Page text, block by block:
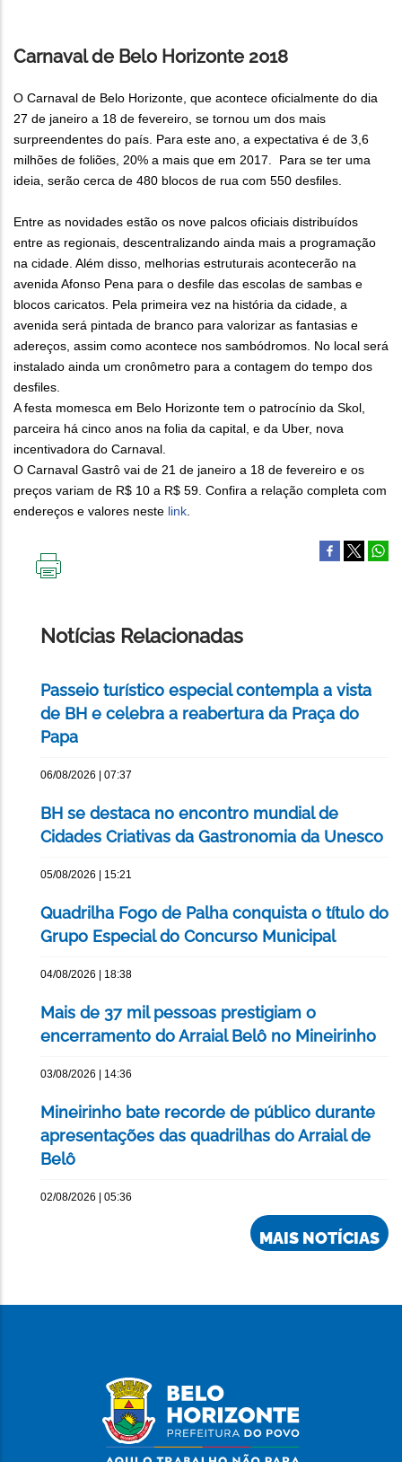
Carnaval de Belo Horizonte 2018
O Carnaval de Belo Horizonte, que acontece oficialmente do dia
27 de janeiro a 18 de fevereiro, se tornou um dos mais
surpreendentes do país. Para este ano, a expectativa é de 3,6
milhões de foliões, 20% a mais que em 2017. Para se ter uma
ideia, serão cerca de 480 blocos de rua com 550 desfiles.
Entre as novidades estão os nove palcos oficiais distribuídos
entre as regionais, descentralizando ainda mais a programação
na cidade. Além disso, melhorias estruturais acontecerão na
avenida Afonso Pena para o desfile das escolas de sambas e
blocos caricatos. Pela primeira vez na história da cidade, a
avenida será pintada de branco para valorizar as fantasias e
adereços, assim como acontece nos sambódromos. No local será
instalado ainda um cronômetro para a contagem do tempo dos
desfiles.
A festa momesca em Belo Horizonte tem o patrocínio da Skol,
parceira há cinco anos na folia da capital, e da Uber, nova
incentivadora do Carnaval.
O Carnaval Gastrô vai de 21 de janeiro a 18 de fevereiro e os
preços variam de R$ 10 a R$ 59. Confira a relação completa com
endereços e valores neste link.
Notícias Relacionadas
Passeio turístico especial contempla a vista
de BH e celebra a reabertura da Praça do
Papa
06/08/2026 | 07:37
BH se destaca no encontro mundial de
Cidades Criativas da Gastronomia da Unesco
05/08/2026 | 15:21
Quadrilha Fogo de Palha conquista o título do
Grupo Especial do Concurso Municipal
04/08/2026 | 18:38
Mais de 37 mil pessoas prestigiam o
encerramento do Arraial Belô no Mineirinho
03/08/2026 | 14:36
Mineirinho bate recorde de público durante
apresentações das quadrilhas do Arraial de
Belô
02/08/2026 | 05:36
MAIS NOTÍCIAS